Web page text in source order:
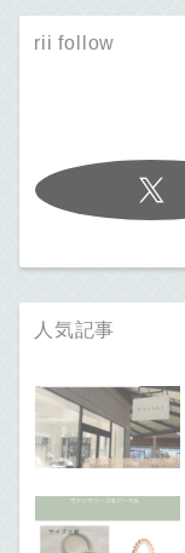
rii follow
人気記事